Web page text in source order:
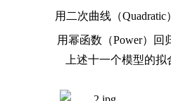
用二次曲线（Quadratic
用幂函数（Power）回
上述十一个模型的